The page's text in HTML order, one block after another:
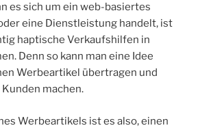
es sich um ein web-basiertes
eine Dienstleistung handelt, ist
haptische Verkaufshilfen in
Denn so kann man eine Idee
Werbeartikel übertragen und
machen.
Werbeartikels ist es also, einen